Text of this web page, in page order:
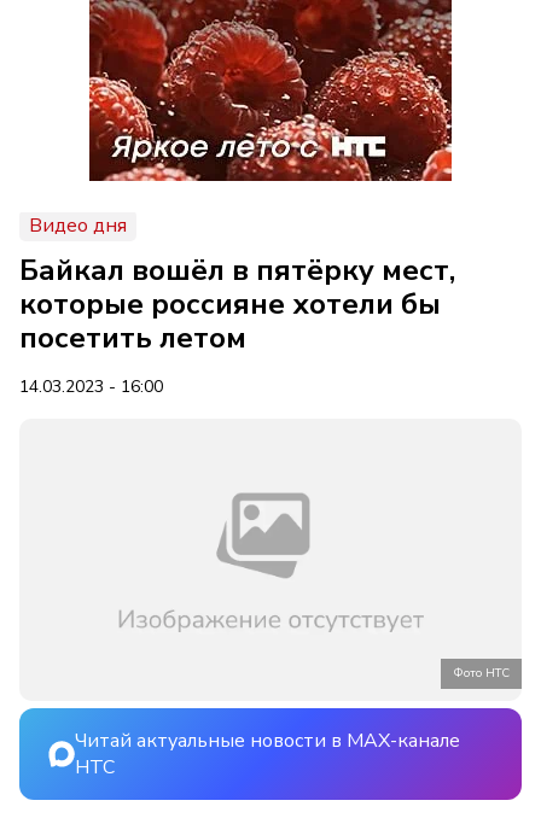
Видео дня
Байкал вошёл в пятёрку мест,
которые россияне хотели бы
посетить летом
14.03.2023 - 16:00
Фото НТС
Читай актуальные новости в MAX-канале
НТС